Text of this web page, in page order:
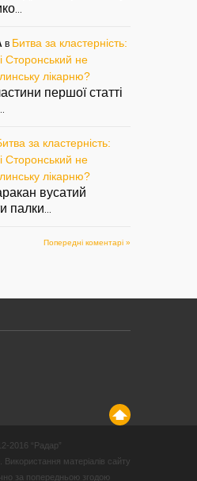
в Битва за кластерність:
Сторонський не
лікарню?
першої статті
за кластерність:
Сторонський не
лікарню?
вусатий
палки
Попередні коментарі »
2016 “Радар”
Використання матеріалів сайту
за попередньою згодою